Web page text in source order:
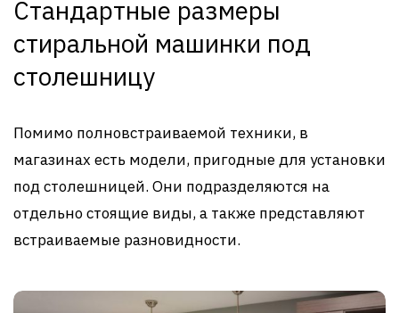
Стандартные размеры
стиральной машинки под
столешницу
Помимо полновстраиваемой техники, в
магазинах есть модели, пригодные для установки
под столешницей. Они подразделяются на
отдельно стоящие виды, а также представляют
встраиваемые разновидности.